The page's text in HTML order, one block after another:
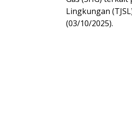
Lingkungan
(03/10/2025).